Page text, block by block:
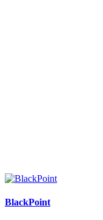
BlackPoint